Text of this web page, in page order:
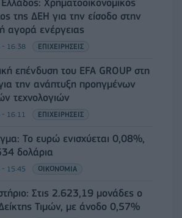
Χρηματοοικονομικός
της ΔΕΗ για την είσοδο στην
αγορά ενέργειας
- 16:38 ΕΠΙΧΕΙΡΗΣΕΙΣ
επένδυση του EFA GROUP στη
την ανάπτυξη προηγμένων
τεχνολογιών
16:11 ΕΠΙΧΕΙΡΗΣΕΙΣ
Το ευρώ ενισχύεται 0,08%,
δολάρια
15:45 ΟΙΚΟΝΟΜΙΑ
Στις 2.623,19 μονάδες ο
Τιμών, με άνοδο 0,57%